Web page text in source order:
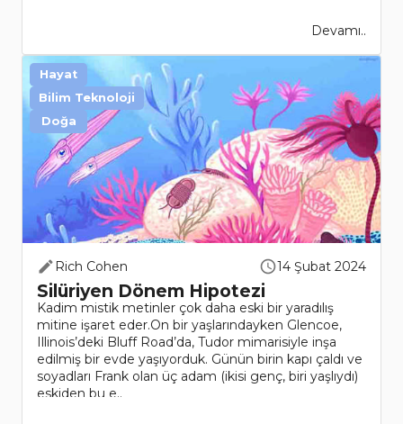
Devamı..
Rich Cohen 14 Şubat 2024
Silüriyen Dönem Hipotezi
Kadim mistik metinler çok daha eski bir yaradılış
mitine işaret eder.On bir yaşlarındayken Glencoe,
Illinois’deki Bluff Road’da, Tudor mimarisiyle inşa
edilmiş bir evde yaşıyorduk. Günün birin kapı çaldı ve
soyadları Frank olan üç adam (ikisi genç, biri yaşlıydı)
eskiden bu e..
Hayat
Bilim Teknoloji
Doğa